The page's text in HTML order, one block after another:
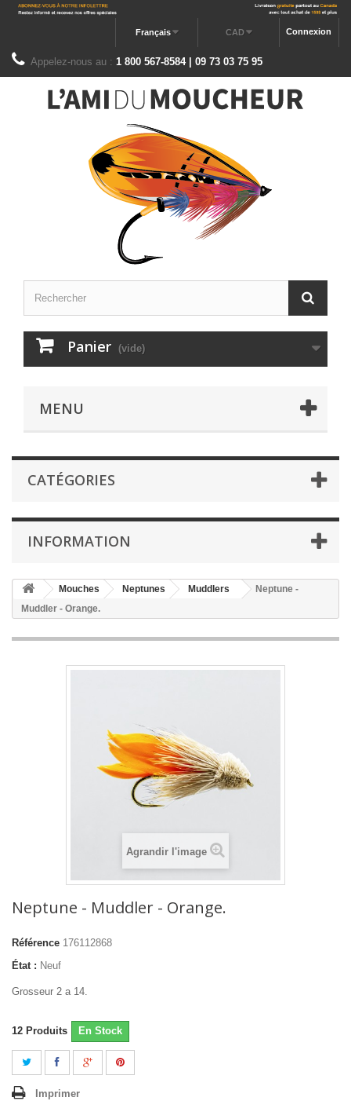
Connexion
CAD
Français
Appelez-nous au : 1 800 567-8584 | 09 73 03 75 95
Panier (vide)
MENU
CATÉGORIES
INFORMATION
Mouches Neptunes Muddlers
Neptune -
Muddler - Orange.
Agrandir l'image
Neptune - Muddler - Orange.
Référence 176112868
État : Neuf
Grosseur 2 a 14.
12 Produits En Stock
Imprimer